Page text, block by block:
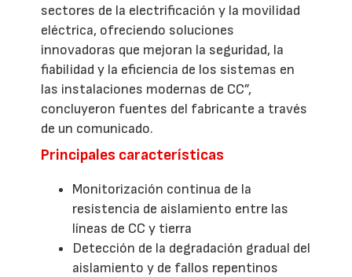
sectores de la electrificación y la movilidad
eléctrica, ofreciendo soluciones
innovadoras que mejoran la seguridad, la
fiabilidad y la eficiencia de los sistemas en
las instalaciones modernas de CC”,
concluyeron fuentes del fabricante a través
de un comunicado.
Principales características
Monitorización continua de la
resistencia de aislamiento entre las
líneas de CC y tierra
Detección de la degradación gradual del
aislamiento y de fallos repentinos